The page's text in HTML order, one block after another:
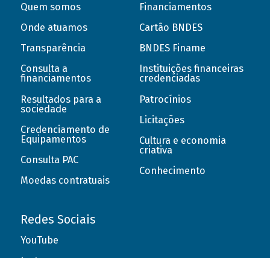
Quem somos
Onde atuamos
Transparência
Consulta a
financiamentos
Resultados para a
sociedade
Credenciamento de
Equipamentos
Consulta PAC
Moedas contratuais
Financiamentos
Cartão BNDES
BNDES Finame
Instituições financeiras
credenciadas
Patrocínios
Licitações
Cultura e economia
criativa
Conhecimento
Redes Sociais
YouTube